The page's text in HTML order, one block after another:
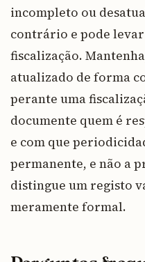
incompleto ou
contrário e pode
fiscalização.
atualizado de forma
perante uma
documente quem é
e com que
permanente, e não a
distingue um registo
meramente formal.